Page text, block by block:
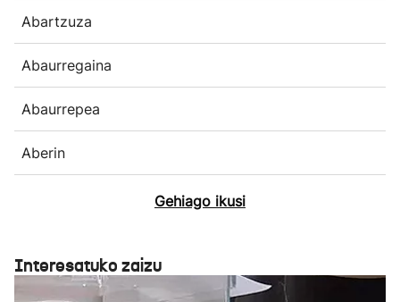
Abartzuza
Abaurregaina
Abaurrepea
Aberin
Gehiago ikusi
Interesatuko zaizu